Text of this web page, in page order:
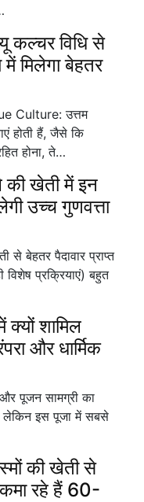
कल्चर विधि से
मिलेगा बेहतर
Culture: उत्तम
होती हैं, जैसे कि
होना, ते…
खेती में इन
उच्च गुणवत्ता
बेहतर पैदावार प्राप्त
प्रक्रियाएं) बहुत
शामिल
और धार्मिक
पूजन सामग्री का
लेकिन इस पूजा में सबसे
की खेती से
रहे हैं 60-